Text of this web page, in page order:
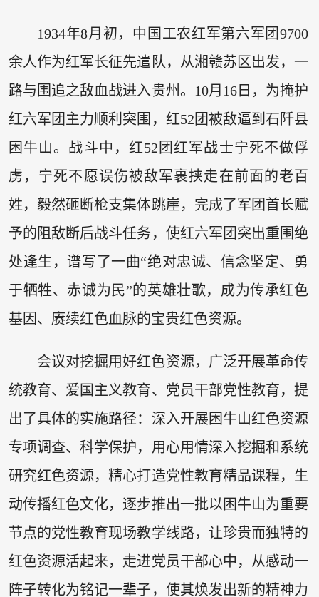
1934年8月初，中国工农红军第六军团9700
余人作为红军长征先遣队，从湘赣苏区出发，一
路与围追之敌血战进入贵州。10月16日，为掩护
红六军团主力顺利突围，红52团被敌逼到石阡县
困牛山。战斗中，红52团红军战士宁死不做俘
虏，宁死不愿误伤被敌军裹挟走在前面的老百
姓，毅然砸断枪支集体跳崖，完成了军团首长赋
予的阻敌断后战斗任务，使红六军团突出重围绝
处逢生，谱写了一曲“绝对忠诚、信念坚定、勇
于牺牲、赤诚为民”的英雄壮歌，成为传承红色
基因、赓续红色血脉的宝贵红色资源。
会议对挖掘用好红色资源，广泛开展革命传
统教育、爱国主义教育、党员干部党性教育，提
出了具体的实施路径：深入开展困牛山红色资源
专项调查、科学保护，用心用情深入挖掘和系统
研究红色资源，精心打造党性教育精品课程，生
动传播红色文化，逐步推出一批以困牛山为重要
节点的党性教育现场教学线路，让珍贵而独特的
红色资源活起来，走进党员干部心中，从感动一
阵子转化为铭记一辈子，使其焕发出新的精神力